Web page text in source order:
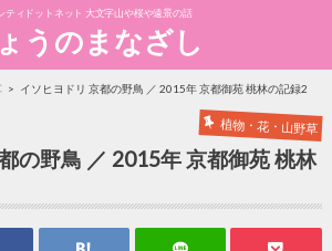
ティドットネット 大文字山や桜や遠景の話
うのまなざし
イソヒヨドリ 京都の野鳥 ／ 2015年 京都御苑 桃林の記録2
植物・花・山野草
の野鳥 ／ 2015年 京都御苑 桃林